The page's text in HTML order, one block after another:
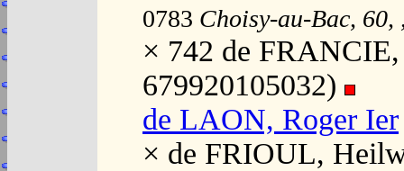
0783 Choisy-au-Bac,
× 742 de
679920105032)
de LAON, Roger Ier
× de FRIOUL,